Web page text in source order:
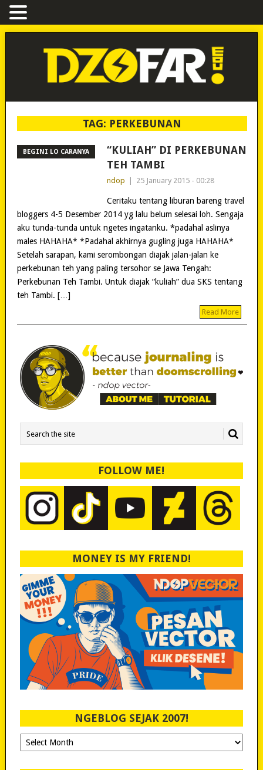
TAG: PERKEBUNAN
BEGINI LO CARANYA
“KULIAH” DI PERKEBUNAN
TEH TAMBI
ndop 25 January 2015 - 00:28
Ceritaku tentang liburan bareng travel
bloggers 4-5 Desember 2014 yg lalu belum selesai loh. Sengaja
aku tunda-tunda untuk ngetes ingatanku. *padahal aslinya
males HAHAHA* *Padahal akhirnya gugling juga HAHAHA*
Setelah sarapan, kami serombongan diajak jalan-jalan ke
perkebunan teh yang paling tersohor se Jawa Tengah:
Perkebunan Teh Tambi. Untuk diajak “kuliah” dua SKS tentang
teh Tambi. […]
Read More
FOLLOW ME!
MONEY IS MY FRIEND!
NGEBLOG SEJAK 2007!
Ngeblog
Sejak